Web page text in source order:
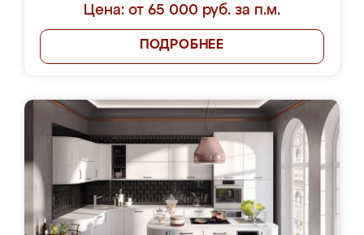
Цена: от 65 000 руб. за п.м.
ПОДРОБНЕЕ